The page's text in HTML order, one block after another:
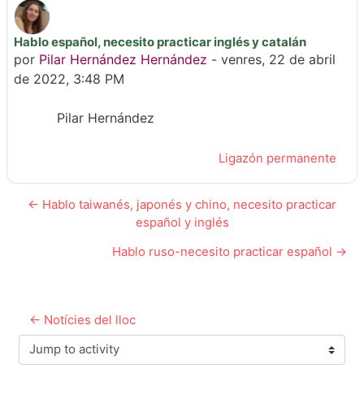
Hablo español, necesito practicar inglés y catalán
por Pilar Hernández Hernández - venres, 22 de abril
de 2022, 3:48 PM
Número de respostas: 0
Pilar Hernández
Ligazón permanente
← Hablo taiwanés, japonés y chino, necesito practicar
español y inglés
Hablo ruso-necesito practicar español →
← Notícies del lloc
Jump to activity